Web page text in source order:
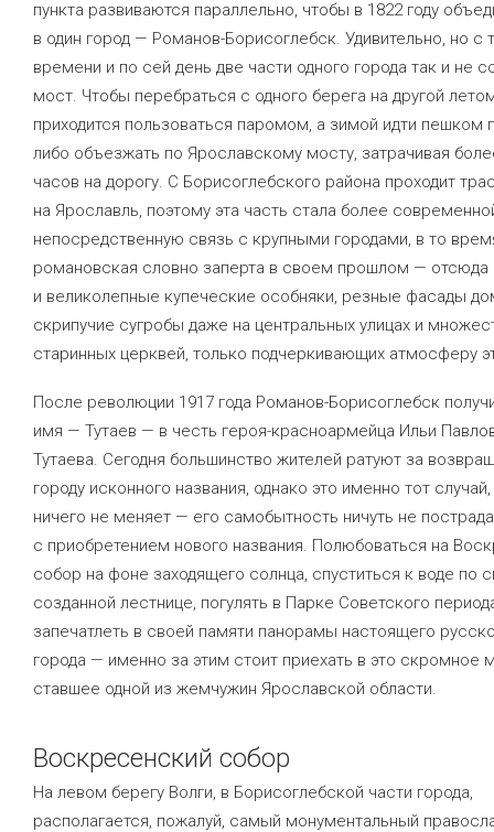
пункта развиваются параллельно, чтобы в 1822 году
в один город — Романов-Борисоглебск. Удивительно, но с
времени и по сей день две части одного города так и не
мост. Чтобы перебраться с одного берега на другой
приходится пользоваться паромом, а зимой идти пешком
либо объезжать по Ярославскому мосту, затрачивая
часов на дорогу. С Борисоглебского района проходит
на Ярославль, поэтому эта часть стала более
непосредственную связь с крупными городами, в то
романовская словно заперта в своем прошлом — отсюда
и великолепные купеческие особняки, резные фасады
скрипучие сугробы даже на центральных улицах и
старинных церквей, только подчеркивающих атмосферу
После революции 1917 года Романов-Борисоглебск
имя — Тутаев — в честь героя-красноармейца Ильи
Тутаева. Сегодня большинство жителей ратуют за
городу исконного названия, однако это именно тот
ничего не меняет — его самобытность ничуть не
с приобретением нового названия. Полюбоваться на
собор на фоне заходящего солнца, спуститься к воде по
созданной лестнице, погулять в Парке Советского
запечатлеть в своей памяти панорамы настоящего
города — именно за этим стоит приехать в это скромное
ставшее одной из жемчужин Ярославской области.
Воскресенский собор
На левом берегу Волги, в Борисоглебской части города,
располагается, пожалуй, самый монументальный